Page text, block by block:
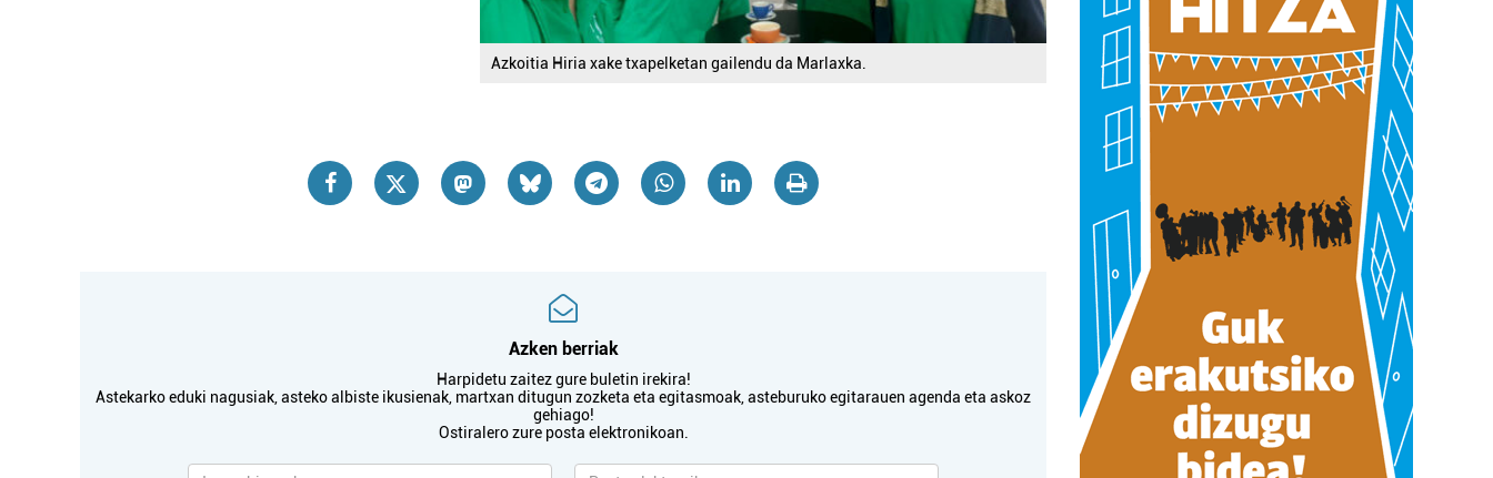
Azkoitia Hiria xake txapelketan gailendu da Marlaxka.
Azken berriak
Harpidetu zaitez gure buletin irekira!
Astekarko eduki nagusiak, asteko albiste ikusienak, martxan ditugun zozketa eta egitasmoak, asteburuko egitarauen agenda eta askoz
gehiago!
Ostiralero zure posta elektronikoan.